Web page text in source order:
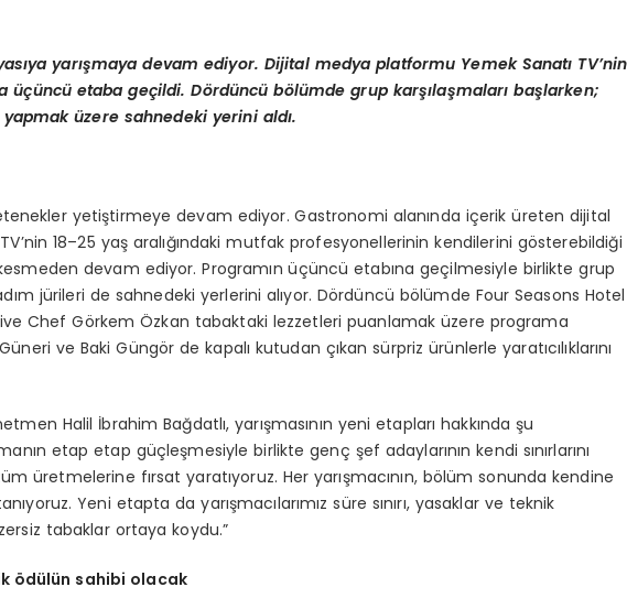
yarışmaya devam ediyor. Dijital medya platformu Yemek Sanatı TV’nin
üçüncü etaba geçildi. Dördüncü bölümde grup karşılaşmaları başlarken;
üzere sahnedeki yerini aldı.
yetiştirmeye devam ediyor. Gastronomi alanında içerik üreten dijital
18–25 yaş aralığındaki mutfak profesyonellerinin kendilerini gösterebildiği
kesmeden devam ediyor. Programın üçüncü etabına geçilmesiyle birlikte grup
jürileri de sahnedeki yerlerini alıyor. Dördüncü bölümde Four Seasons Hotel
Chef Görkem Özkan tabaktaki lezzetleri puanlamak üzere programa
ve Baki Güngör de kapalı kutudan çıkan sürpriz ürünlerle yaratıcılıklarını
Halil İbrahim Bağdatlı, yarışmasının yeni etapları hakkında şu
etap etap güçleşmesiyle birlikte genç şef adaylarının kendi sınırlarını
üretmelerine fırsat yaratıyoruz. Her yarışmacının, bölüm sonunda kendine
Yeni etapta da yarışmacılarımız süre sınırı, yasaklar ve teknik
tabaklar ortaya koydu.”
ödülün sahibi olacak